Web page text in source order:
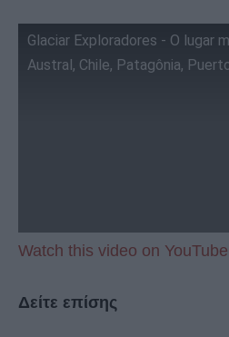
Glaciar Exploradores - O lugar
Austral, Chile, Patagônia,
Watch this video on YouTube
Δείτε επίσης